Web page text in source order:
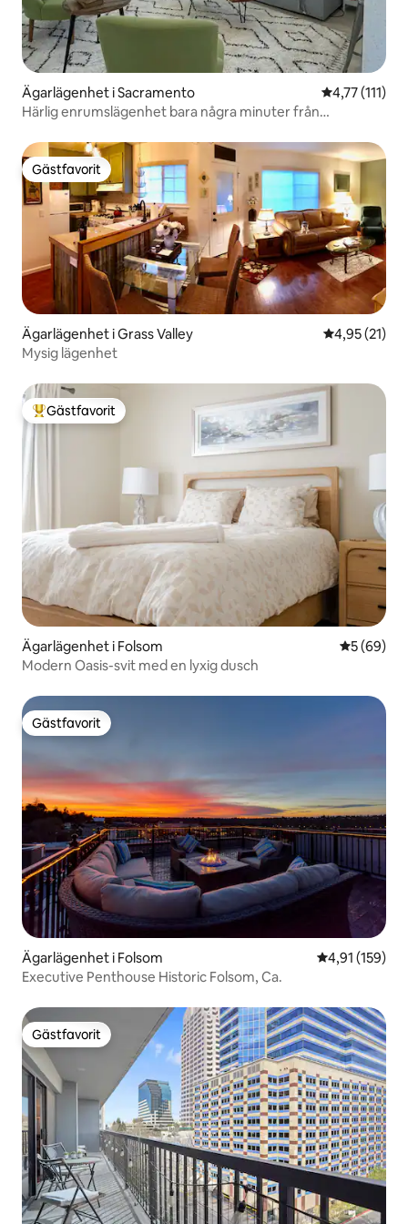
Ägarlägenhet i Sacramento 4,77 av 5 i
4,77 (111)
Härlig enrumslägenhet bara några minuter från
Gästfavorit
Gästfavorit
Ägarlägenhet i Grass Valley 4,95 av 5 i
4,95 (21)
Mysig lägenhet
Populär gästfavorit
Gästfavorit
Ägarlägenhet i Folsom 5 av 5 i
5 (69)
Modern Oasis-svit med en lyxig dusch
Gästfavorit
Gästfavorit
Ägarlägenhet i Folsom 4,91 av 5 i
4,91 (159)
Executive Penthouse Historic Folsom, Ca.
Gästfavorit
Gästfavorit